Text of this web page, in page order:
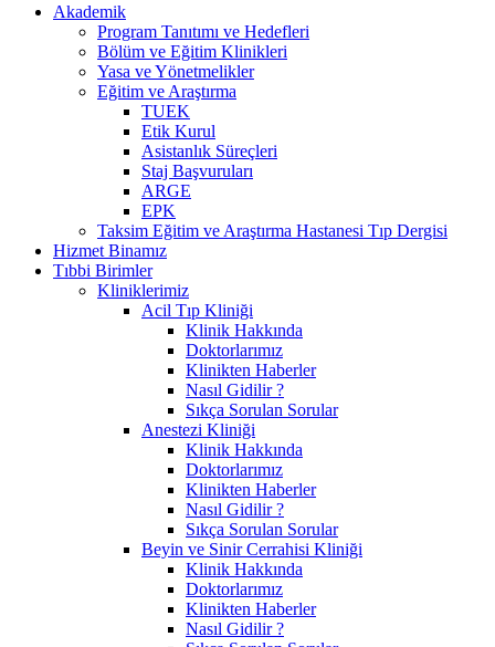
Akademik
Program Tanıtımı ve Hedefleri
Bölüm ve Eğitim Klinikleri
Yasa ve Yönetmelikler
Eğitim ve Araştırma
TUEK
Etik Kurul
Asistanlık Süreçleri
Staj Başvuruları
ARGE
EPK
Taksim Eğitim ve Araştırma Hastanesi Tıp Dergisi
Hizmet Binamız
Tıbbi Birimler
Kliniklerimiz
Acil Tıp Kliniği
Klinik Hakkında
Doktorlarımız
Klinikten Haberler
Nasıl Gidilir ?
Sıkça Sorulan Sorular
Anestezi Kliniği
Klinik Hakkında
Doktorlarımız
Klinikten Haberler
Nasıl Gidilir ?
Sıkça Sorulan Sorular
Beyin ve Sinir Cerrahisi Kliniği
Klinik Hakkında
Doktorlarımız
Klinikten Haberler
Nasıl Gidilir ?